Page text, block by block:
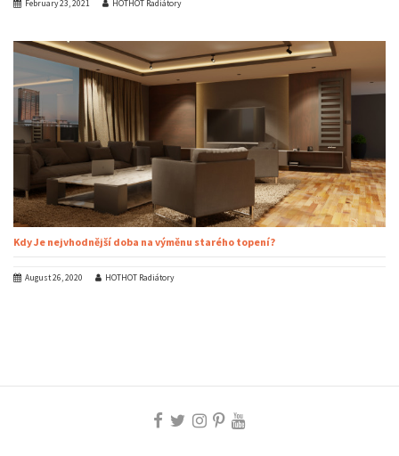
February 23, 2021 HOTHOT Radiátory
Kdy Je nejvhodnější doba na výměnu starého topení?
August 26, 2020 HOTHOT Radiátory